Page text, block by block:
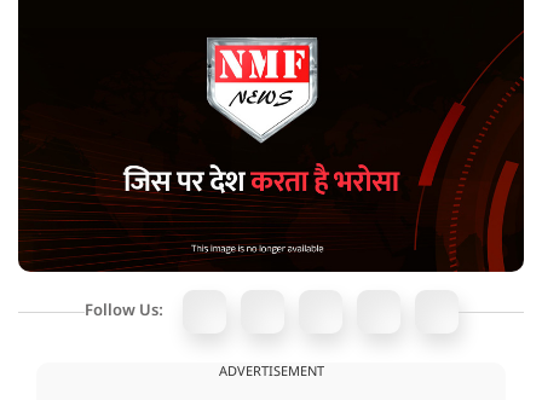
Follow Us:
ADVERTISEMENT